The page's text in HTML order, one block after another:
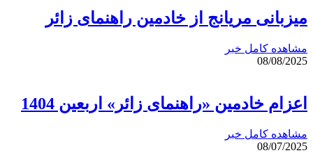
میزبانی مریانج از خادمین راهنمای زائر
مشاهده کامل خبر
08/08/2025
اعزام خادمین «راهنمای زائر» اربعین 1404
مشاهده کامل خبر
08/07/2025